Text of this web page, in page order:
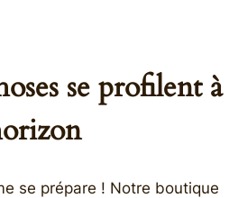
se profilent à
se prépare ! Notre boutique